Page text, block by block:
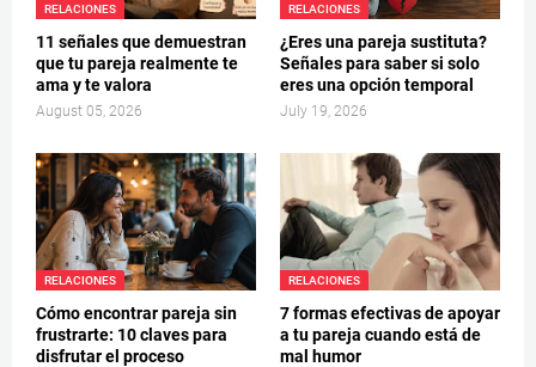
RELACIONES
11 señales que demuestran
que tu pareja realmente te
ama y te valora
August 05, 2026
RELACIONES
¿Eres una pareja sustituta?
Señales para saber si solo
eres una opción temporal
July 19, 2026
RELACIONES
Cómo encontrar pareja sin
frustrarte: 10 claves para
disfrutar el proceso
RELACIONES
7 formas efectivas de apoyar
a tu pareja cuando está de
mal humor